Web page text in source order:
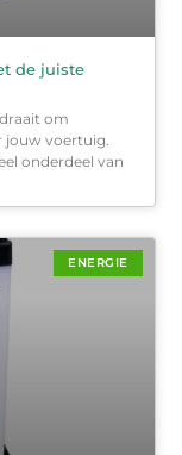
de juiste
om
jouw voertuig.
onderdeel van
ENERGIE